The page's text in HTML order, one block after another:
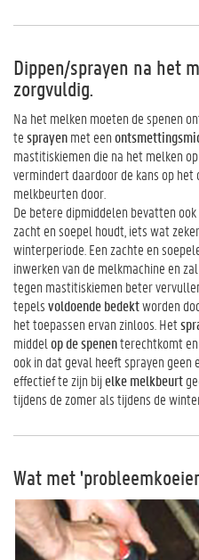
Dippen/sprayen na het
zorgvuldig.
Na het melken moeten de spenen
tesprayenmet een
mastitiskiemen die na het melken
vermindert daardoor de kans op
melkbeurten door.
De betere dipmiddelen bevatten ook
zacht en soepel houdt, iets wat
winterperiode. Een zachte en
inwerken van de melkmachine en
tegen mastitiskiemen beter
tepelsvoldoende bedektworden
het toepassen ervan zinloos. Het
middelop de spenenterechtkomt
ook in dat geval heeft sprayen geen
effectief te zijn bijelke melkbeurt
tijdens de zomer als tijdens de
Wat met